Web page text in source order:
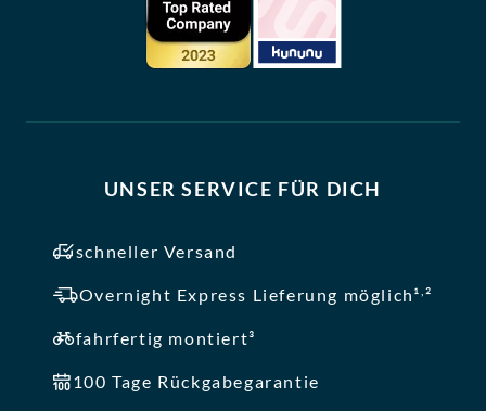
UNSER SERVICE FÜR DICH
schneller Versand
Overnight Express Lieferung möglich¹ ,²
fahrfertig montiert³
100 Tage Rückgabegarantie